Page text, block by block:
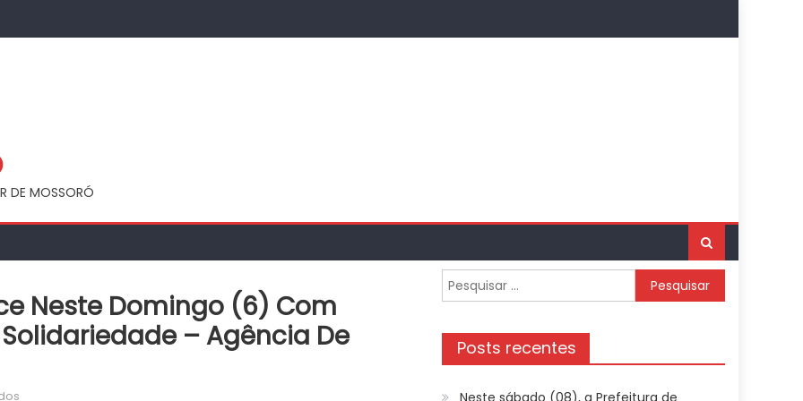
DE MOSSORÓ
Neste Domingo (6) Com
– Agência De
Pesquisar
por:
Posts recentes
Neste sábado (08), a Prefeitura de